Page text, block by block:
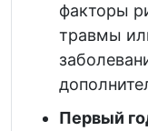
факторы
травмы
Первый